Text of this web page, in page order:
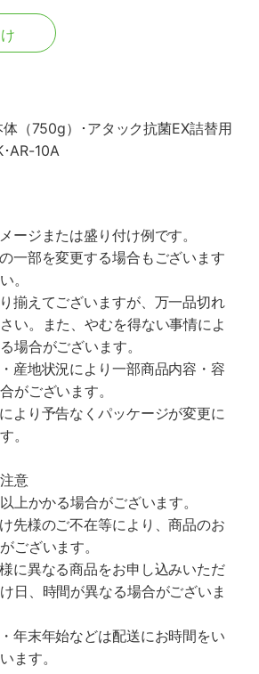
（750g）･アタック抗菌EX詰替用
･AR-10A
ージまたは盛り付け例です。
一部を変更する場合もございます
。
揃えてございますが、万一品切れ
い。また、やむを得ない事情によ
場合がございます。
産地状況により一部商品内容・容
がございます。
より予告なくパッケージが変更に
。
意
上かかる場合がございます。
先様のご不在等により、商品のお
ございます。
に異なる商品をお申し込みいただ
日、時間が異なる場合がございま
年末年始などは配送にお時間をい
ます。